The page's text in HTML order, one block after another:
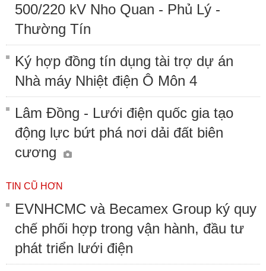
500/220 kV Nho Quan - Phủ Lý -
Thường Tín
Ký hợp đồng tín dụng tài trợ dự án
Nhà máy Nhiệt điện Ô Môn 4
Lâm Đồng - Lưới điện quốc gia tạo
động lực bứt phá nơi dải đất biên
cương
TIN CŨ HƠN
EVNHCMC và Becamex Group ký quy
chế phối hợp trong vận hành, đầu tư
phát triển lưới điện